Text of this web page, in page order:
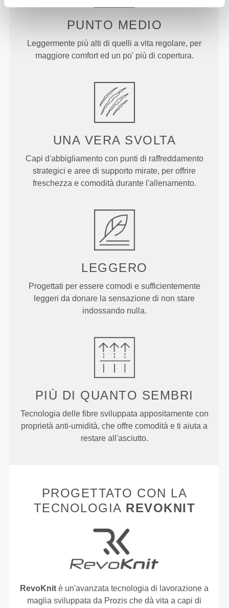
PUNTO MEDIO
Leggermente più alti di quelli a vita regolare, per
maggiore comfort ed un po' più di copertura.
UNA VERA SVOLTA
Capi d'abbigliamento con punti di raffreddamento
strategici e aree di supporto mirate, per offrire
freschezza e comodità durante l'allenamento.
LEGGERO
Progettati per essere comodi e sufficientemente
leggeri da donare la sensazione di non stare
indossando nulla.
PIÙ DI QUANTO SEMBRI
Tecnologia delle fibre sviluppata appositamente con
proprietà anti-umidità, che offre comodità e ti aiuta a
restare all'asciutto.
PROGETTATO CON LA
TECNOLOGIA REVOKNIT
RevoKnit è un'avanzata tecnologia di lavorazione a
maglia sviluppata da Prozis che dà vita a capi di